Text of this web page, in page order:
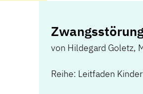
von Hildegard Goletz,
Reihe: Leitfaden